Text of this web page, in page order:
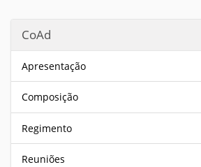
CoAd
Apresentação
Composição
Regimento
Reuniões